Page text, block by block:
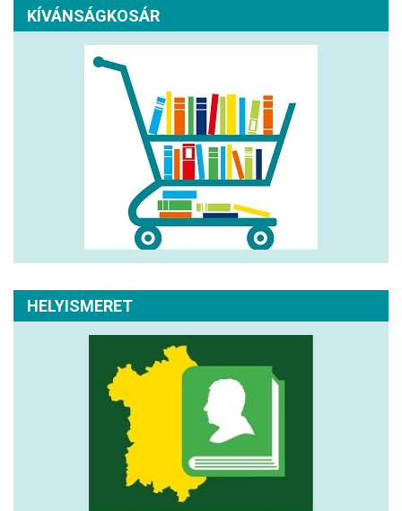
KÍVÁNSÁGKOSÁR
HELYISMERET